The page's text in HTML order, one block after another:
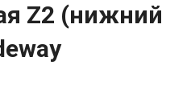
Z2 (нижний